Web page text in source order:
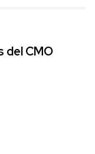
del CMO